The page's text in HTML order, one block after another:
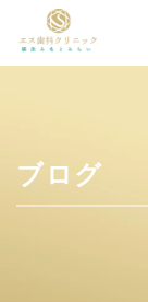
ブログ